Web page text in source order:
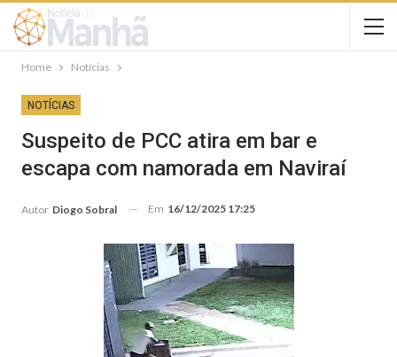
Home Notícias
NOTÍCIAS
Suspeito de PCC atira em bar e
escapa com namorada em Naviraí
Autor Diogo Sobral Em 16/12/2025 17:25